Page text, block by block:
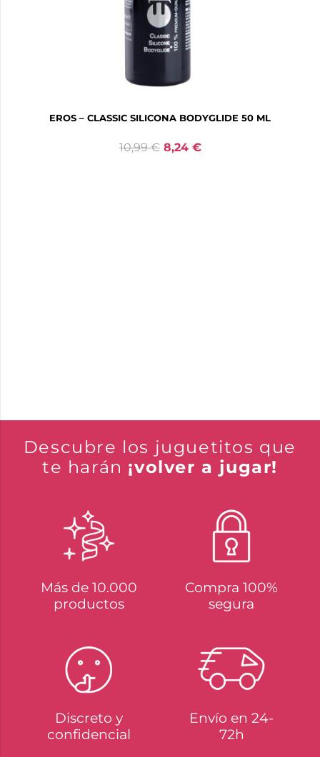
EROS – CLASSIC SILICONA BODYGLIDE 50 ML
10,99€ 8,24 €
Descubre los juguetitos que
te harán ¡volver a jugar!
Más de 10.000
productos
Compra 100%
segura
Discreto y
confidencial
Envío en 24-
72h